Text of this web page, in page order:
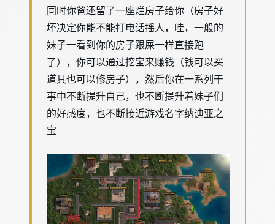
同时你爸还留了一座烂房子给你（房子好
坏决定你能不能打电话摇人，哇，一般的
妹子一看到你的房子跟屎一样直接跑
了），你可以通过挖宝来赚钱（钱可以买
道具也可以修房子），然后你在一系列干
事中不断提升自己，也不断提升着妹子们
的好感度，也不断接近游戏名字纳迪亚之
宝